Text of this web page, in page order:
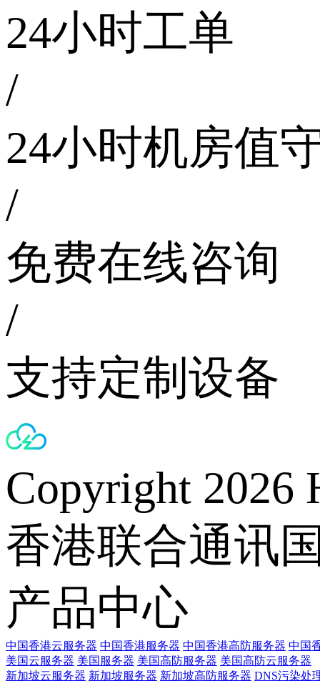
24小时工单
/
24小时机房值
/
免费在线咨询
/
支持定制设备
Copyright 2026
香港联合通讯
产品中心
中国香港云服务器 中国香港服务器 中国香港高防服务器 中国
美国云服务器 美国服务器 美国高防服务器 美国高防云服务器
新加坡云服务器 新加坡服务器 新加坡高防服务器 DNS污染处